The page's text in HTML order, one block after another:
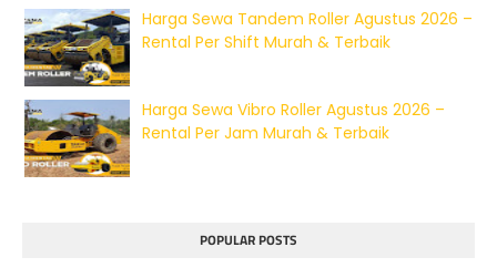
Harga Sewa Tandem Roller Agustus 2026 –
Rental Per Shift Murah & Terbaik
Harga Sewa Vibro Roller Agustus 2026 –
Rental Per Jam Murah & Terbaik
POPULAR POSTS